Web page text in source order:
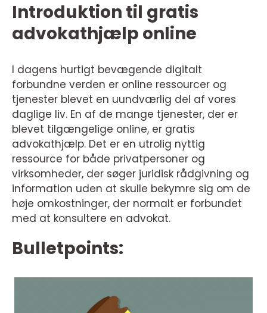
Introduktion til gratis
advokathjælp online
I dagens hurtigt bevægende digitalt
forbundne verden er online ressourcer og
tjenester blevet en uundværlig del af vores
daglige liv. En af de mange tjenester, der er
blevet tilgængelige online, er gratis
advokathjælp. Det er en utrolig nyttig
ressource for både privatpersoner og
virksomheder, der søger juridisk rådgivning og
information uden at skulle bekymre sig om de
høje omkostninger, der normalt er forbundet
med at konsultere en advokat.
Bulletpoints: